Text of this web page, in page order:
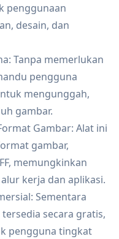
penggunaan
desain, dan
Tanpa memerlukan
pengguna
mengunggah,
gambar.
Gambar: Alat ini
gambar,
memungkinkan
kerja dan aplikasi.
Sementara
secara gratis,
pengguna tingkat